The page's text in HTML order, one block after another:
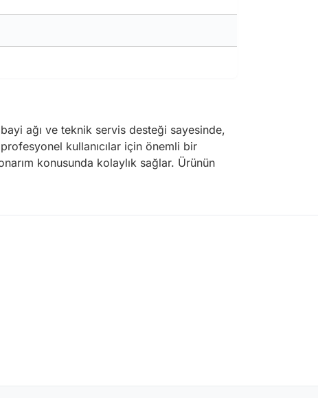
ağı ve teknik servis desteği sayesinde,
kullanıcılar için önemli bir
konusunda kolaylık sağlar. Ürünün